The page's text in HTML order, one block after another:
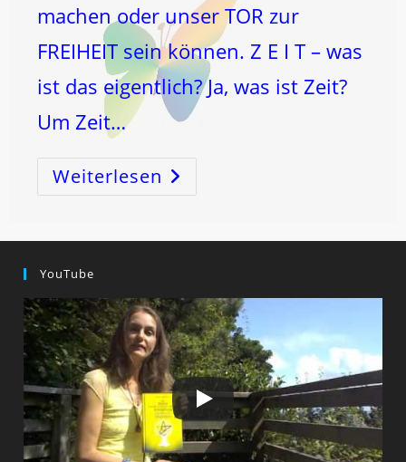
machen oder unser TOR zur
FREIHEIT sein können. Z E I T – was
ist das eigentlich? Ja, was ist Zeit?
Um Zeit…
Weiterlesen ZEIT
Fessel
YouTube